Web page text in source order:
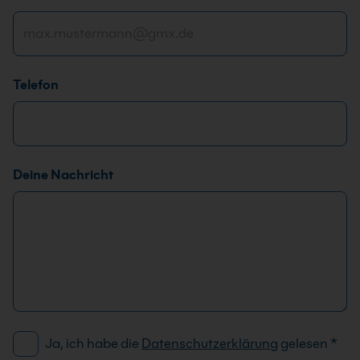
Telefon
Deine Nachricht
D
Ja, ich habe die Datenschutzerklärung gelesen *